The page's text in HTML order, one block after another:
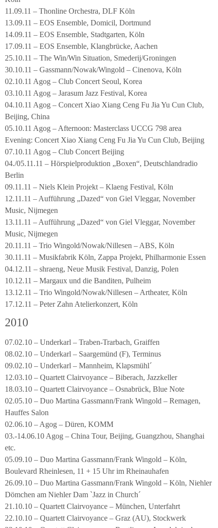
11.09.11 – Thonline Orchestra, DLF Köln
13.09.11 – EOS Ensemble, Domicil, Dortmund
14.09.11 – EOS Ensemble, Stadtgarten, Köln
17.09.11 – EOS Ensemble, Klangbrücke, Aachen
25.10.11 – The Win/Win Situation, Smederij/Groningen
30.10.11 – Gassmann/Nowak/Wingold – Cinenova, Köln
02.10.11 Agog – Club Concert Seoul, Korea
03.10.11 Agog – Jarasum Jazz Festival, Korea
04.10.11 Agog – Concert Xiao Xiang Ceng Fu Jia Yu Cun Club,
Beijing, China
05.10.11 Agog – Afternoon: Masterclass UCCG 798 area
Evening: Concert Xiao Xiang Ceng Fu Jia Yu Cun Club, Beijing
07.10.11 Agog – Club Concert Beijing
04./05.11.11 – Hörspielproduktion „Boxen“, Deutschlandradio
Berlin
09.11.11 – Niels Klein Projekt – Klaeng Festival, Köln
12.11.11 – Aufführung „Dazed“ von Giel Vleggar, November
Music, Nijmegen
13.11.11 – Aufführung „Dazed“ von Giel Vleggar, November
Music, Nijmegen
20.11.11 – Trio Wingold/Nowak/Nillesen – ABS, Köln
30.11.11 – Musikfabrik Köln, Zappa Projekt, Philharmonie Essen
04.12.11 – shraeng, Neue Musik Festival, Danzig, Polen
10.12.11 – Margaux und die Banditen, Pulheim
13.12.11 – Trio Wingold/Nowak/Nillesen – Artheater, Köln
17.12.11 – Peter Zahn Atelierkonzert, Köln
2010
07.02.10 – Underkarl – Traben-Trarbach, Graiffen
08.02.10 – Underkarl – Saargemünd (F), Terminus
09.02.10 – Underkarl – Mannheim, Klapsmühl´
12.03.10 – Quartett Clairvoyance – Biberach, Jazzkeller
18.03.10 – Quartett Clairvoyance – Osnabrück, Blue Note
02.05.10 – Duo Martina Gassmann/Frank Wingold – Remagen,
Hauffes Salon
02.06.10 – Agog – Düren, KOMM
03.-14.06.10 Agog – China Tour, Beijing, Guangzhou, Shanghai
etc.
05.09.10 – Duo Martina Gassmann/Frank Wingold – Köln,
Boulevard Rheinlesen, 11 + 15 Uhr im Rheinauhafen
26.09.10 – Duo Martina Gassmann/Frank Wingold – Köln, Niehler
Dömchen am Niehler Dam `Jazz in Church´
21.10.10 – Quartett Clairvoyance – München, Unterfahrt
22.10.10 – Quartett Clairvoyance – Graz (AU), Stockwerk